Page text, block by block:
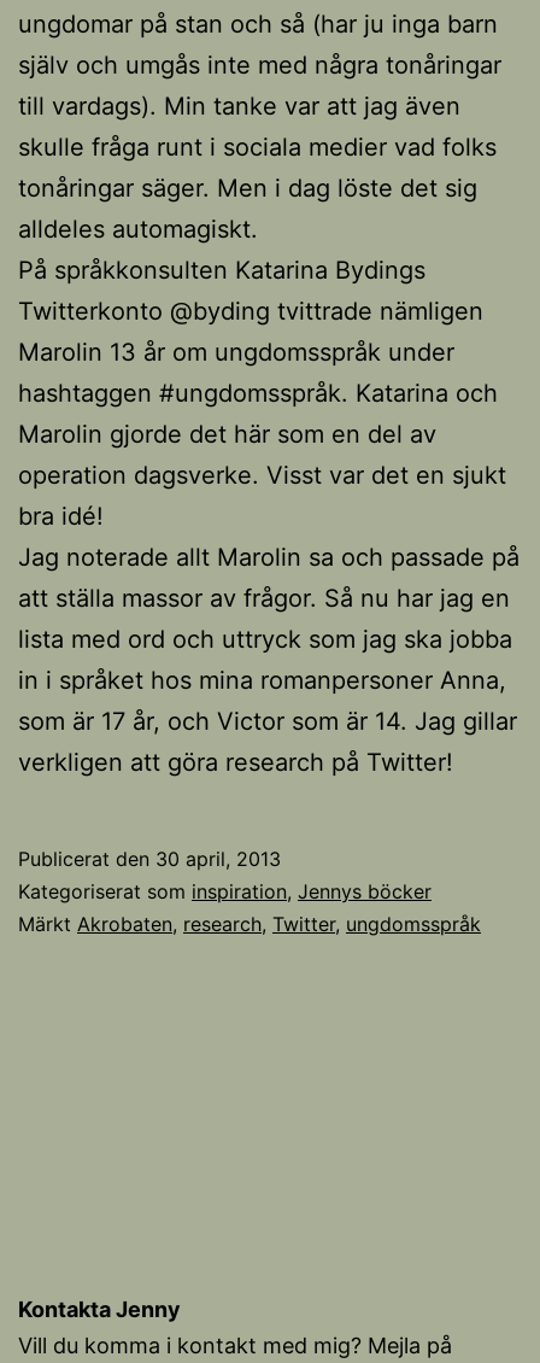
ungdomar på stan och så (har ju inga barn
själv och umgås inte med några tonåringar
till vardags). Min tanke var att jag även
skulle fråga runt i sociala medier vad folks
tonåringar säger. Men i dag löste det sig
alldeles automagiskt.
På språkkonsulten Katarina Bydings
Twitterkonto @byding tvittrade nämligen
Marolin 13 år om ungdomsspråk under
hashtaggen #ungdomsspråk. Katarina och
Marolin gjorde det här som en del av
operation dagsverke. Visst var det en sjukt
bra idé!
Jag noterade allt Marolin sa och passade på
att ställa massor av frågor. Så nu har jag en
lista med ord och uttryck som jag ska jobba
in i språket hos mina romanpersoner Anna,
som är 17 år, och Victor som är 14. Jag gillar
verkligen att göra research på Twitter!
Publicerat den 30 april, 2013
Kategoriserat som inspiration, Jennys böcker
Märkt Akrobaten, research, Twitter, ungdomsspråk
Kontakta Jenny
Vill du komma i kontakt med mig? Mejla på